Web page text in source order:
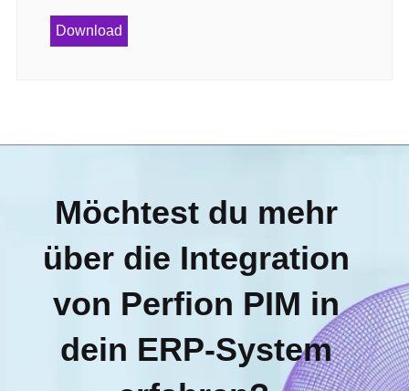
Download
Möchtest du mehr
über die Integration
von Perfion PIM in
dein ERP-System